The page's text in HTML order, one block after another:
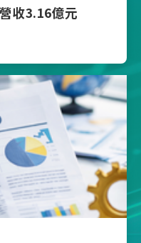
收3.16億元